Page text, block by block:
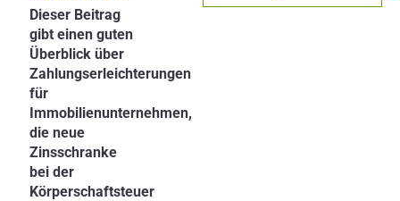
Dieser Beitrag
gibt einen guten
Überblick über
Zahlungserleichterungen
für
Immobilienunternehmen,
die neue
Zinsschranke
bei der
Körperschaftsteuer